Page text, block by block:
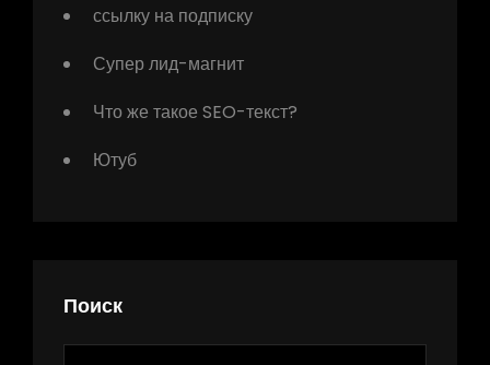
ссылку на подписку
Супер лид-магнит
Что же такое SEO-текст?
Ютуб
Поиск